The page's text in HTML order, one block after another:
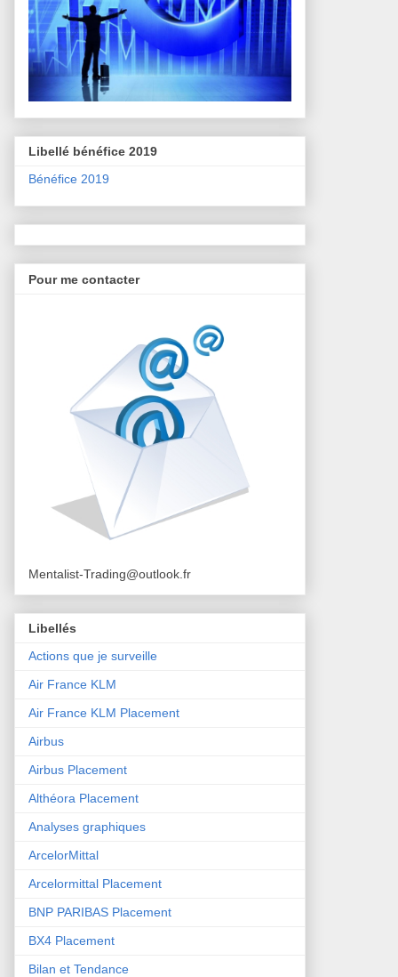
Libellé bénéfice 2019
Bénéfice 2019
Pour me contacter
Mentalist-Trading@outlook.fr
Libellés
Actions que je surveille
Air France KLM
Air France KLM Placement
Airbus
Airbus Placement
Althéora Placement
Analyses graphiques
ArcelorMittal
Arcelormittal Placement
BNP PARIBAS Placement
BX4 Placement
Bilan et Tendance